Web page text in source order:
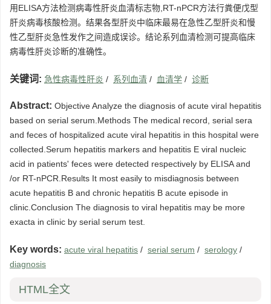
用ELISA方法检测病毒性肝炎血清标志物,RT-nPCR方法行粪便戊型
肝炎病毒核酸检测。结果各型肝炎中临床最易在急性乙型肝炎和慢
性乙型肝炎急性发作之间造成误诊。结论系列血清检测可提高临床
病毒性肝炎诊断的准确性。
关键词: 急性病毒性肝炎 / 系列血清 / 血清学 / 诊断
Abstract: Objective Analyze the diagnosis of acute viral hepatitis
based on serial serum.Methods The medical record, serial sera
and feces of hospitalized acute viral hepatitis in this hospital were
collected.Serum hepatitis markers and hepatitis E viral nucleic
acid in patients' feces were detected respectively by ELISA and
/or RT-nPCR.Results It most easily to misdiagnosis between
acute hepatitis B and chronic hepatitis B acute episode in
clinic.Conclusion The diagnosis to viral hepatitis may be more
exacta in clinic by serial serum test.
Key words: acute viral hepatitis / serial serum / serology /
diagnosis
HTML全文